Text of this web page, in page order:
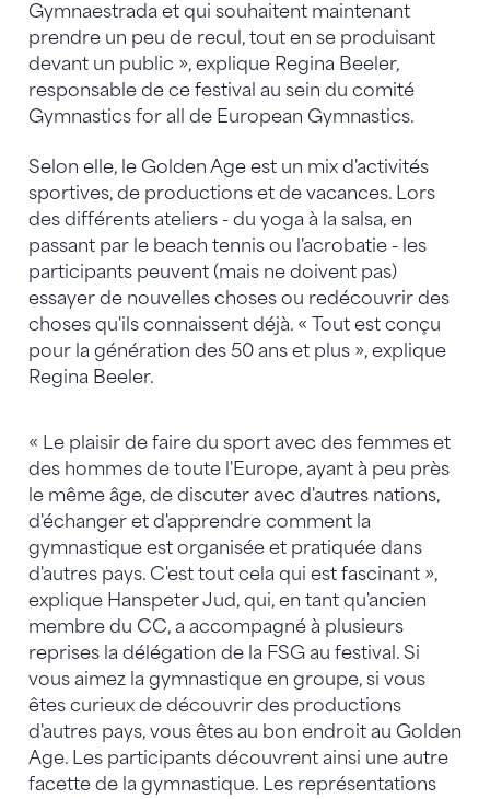
Gymnaestrada et qui souhaitent maintenant
prendre un peu de recul, tout en se produisant
devant un public », explique Regina Beeler,
responsable de ce festival au sein du comité
Gymnastics for all de European Gymnastics.
Selon elle, le Golden Age est un mix d'activités
sportives, de productions et de vacances. Lors
des différents ateliers - du yoga à la salsa, en
passant par le beach tennis ou l'acrobatie - les
participants peuvent (mais ne doivent pas)
essayer de nouvelles choses ou redécouvrir des
choses qu'ils connaissent déjà. « Tout est conçu
pour la génération des 50 ans et plus », explique
Regina Beeler.
« Le plaisir de faire du sport avec des femmes et
des hommes de toute l'Europe, ayant à peu près
le même âge, de discuter avec d'autres nations,
d'échanger et d'apprendre comment la
gymnastique est organisée et pratiquée dans
d'autres pays. C'est tout cela qui est fascinant »,
explique Hanspeter Jud, qui, en tant qu'ancien
membre du CC, a accompagné à plusieurs
reprises la délégation de la FSG au festival. Si
vous aimez la gymnastique en groupe, si vous
êtes curieux de découvrir des productions
d'autres pays, vous êtes au bon endroit au Golden
Age. Les participants découvrent ainsi une autre
facette de la gymnastique. Les représentations